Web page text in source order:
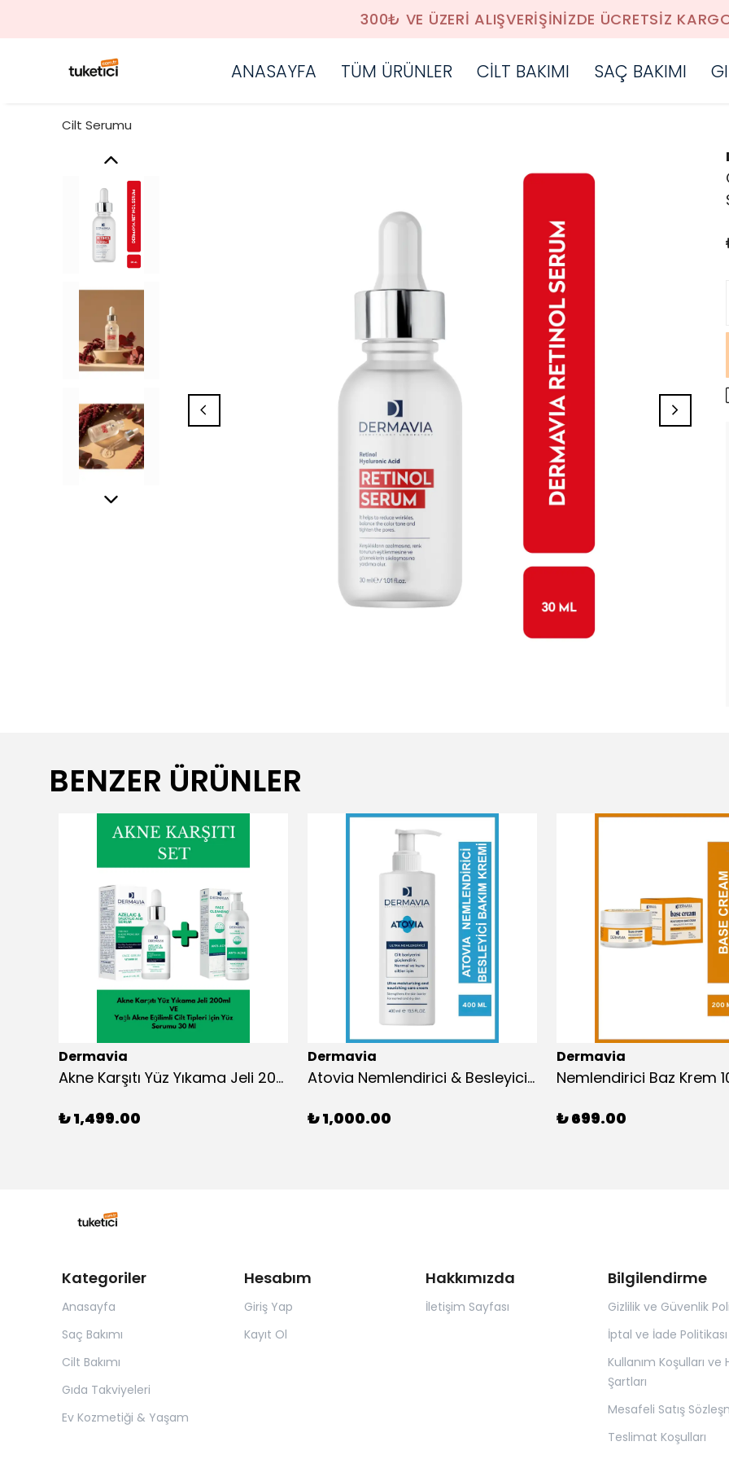
300₺ VE ÜZERİ ALIŞVERİŞİNİZDE ÜCRETSİZ
ANASAYFA TÜM ÜRÜNLER CİLT BAKIMI SAÇ BAKIMI
Cilt Serumu
BENZER ÜRÜNLER
Dermavia
Akne Karşıtı Yüz Yıkama Jeli 200ml ve Azelaıc & Salıcylıc Acıd Serum 30ml İdeal Set
₺ 1,499.00
Dermavia
Atovia Nemlendirici & Besleyici Bakım Kremi 400 ml Normal Ve Kuru Ciltler
₺ 1,000.00
Dermavia
₺ 699.00
Kategoriler
Anasayfa
Saç Bakımı
Cilt Bakımı
Gıda Takviyeleri
Ev Kozmetiği & Yaşam
Hesabım
Giriş Yap
Kayıt Ol
Hakkımızda
İletişim Sayfası
Bilgilendirme
Gizlilik ve Güvenlik
İptal ve İade Politikası
Kullanım Koşulları ve
Şartları
Mesafeli Satış
Teslimat Koşulları